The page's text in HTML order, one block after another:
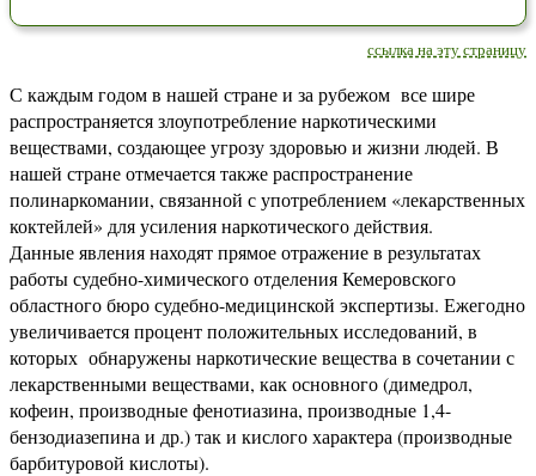
ссылка на эту страницу
С каждым годом в нашей стране и за рубежом все шире
распространяется злоупотребление наркотическими
веществами, создающее угрозу здоровью и жизни людей. В
нашей стране отмечается также распространение
полинаркомании, связанной с употреблением «лекарственных
коктейлей» для усиления наркотического действия.
Данные явления находят прямое отражение в результатах
работы судебно-химического отделения Кемеровского
областного бюро судебно-медицинской экспертизы. Ежегодно
увеличивается процент положительных исследований, в
которых обнаружены наркотические вещества в сочетании с
лекарственными веществами, как основного (димедрол,
кофеин, производные фенотиазина, производные 1,4-
бензодиазепина и др.) так и кислого характера (производные
барбитуровой кислоты).